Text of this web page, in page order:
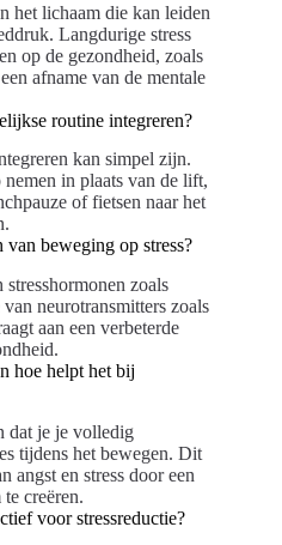
het lichaam die kan leiden
Langdurige stress
op de gezondheid, zoals
afname van de mentale
routine integreren?
kan simpel zijn.
in plaats van de lift,
of fietsen naar het
beweging op stress?
zoals
neurotransmitters zoals
aan een verbeterde
hoe helpt het bij
dat je je volledig
tijdens het bewegen. Dit
angst en stress door een
creëren.
voor stressreductie?